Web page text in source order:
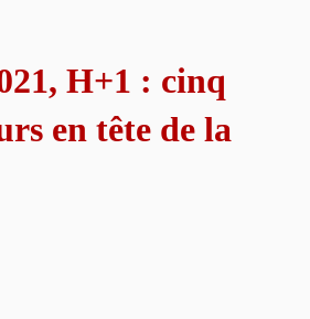
H+1 : cinq
en tête de la